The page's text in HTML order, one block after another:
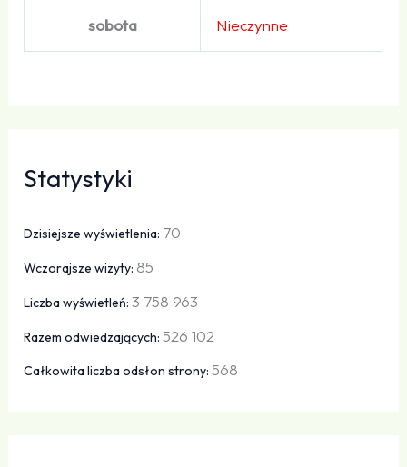
sobota Nieczynne
Statystyki
Dzisiejsze wyświetlenia: 70
Wczorajsze wizyty: 85
Liczba wyświetleń:3 758 963
Razem odwiedzających:526 102
Całkowita liczba odsłon strony:568